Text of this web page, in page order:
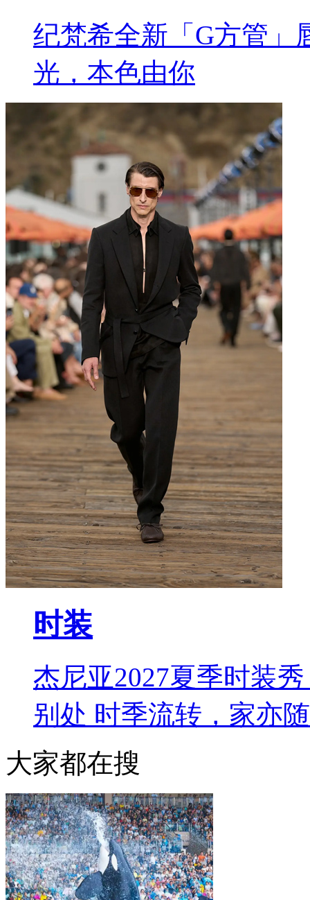
纪梵希全新「G方管」
光，本色由你
时装
杰尼亚2027夏季时装
别处 时季流转，家亦
大家都在搜